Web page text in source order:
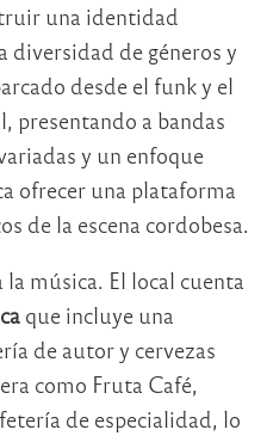
una identidad
diversidad de géneros y
desde el funk y el
presentando a bandas
y un enfoque
ofrecer una plataforma
de la escena cordobesa.
música. El local cuenta
que incluye una
de autor y cervezas
como Fruta Café,
de especialidad, lo